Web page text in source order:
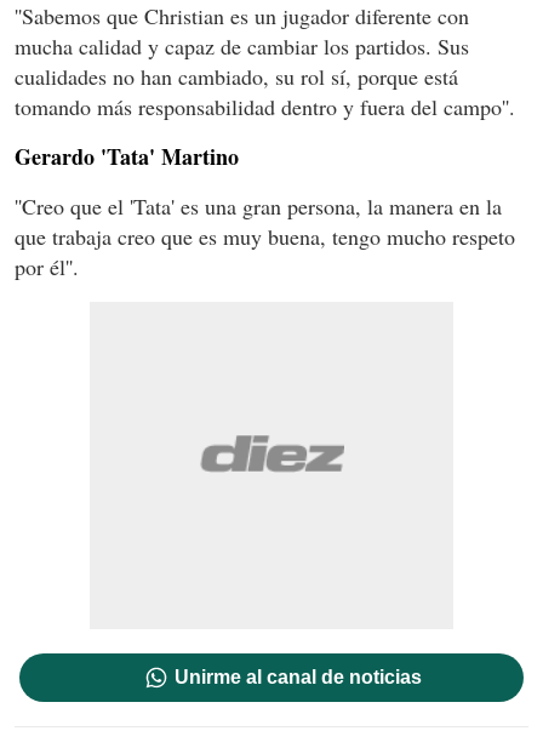
''Sabemos que Christian es un jugador diferente con
mucha calidad y capaz de cambiar los partidos. Sus
cualidades no han cambiado, su rol sí, porque está
tomando más responsabilidad dentro y fuera del campo''.
Gerardo 'Tata' Martino
''Creo que el 'Tata' es una gran persona, la manera en la
que trabaja creo que es muy buena, tengo mucho respeto
por él''.
Unirme al canal de noticias